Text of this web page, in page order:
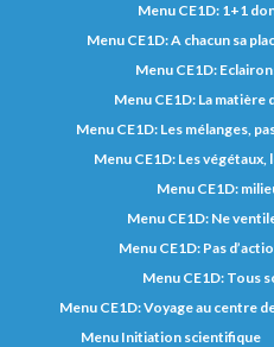
Menu CE1D: 1+1
Menu CE1D: A chacun sa
Menu CE1D:
Menu CE1D: La matière
Menu CE1D: Les mélanges,
Menu CE1D: Les
Menu CE1D:
Menu CE1D: Ne
Menu CE1D: Pas
Menu CE1D: Tous
Menu CE1D: Voyage au centre
Menu Initiation scientifique